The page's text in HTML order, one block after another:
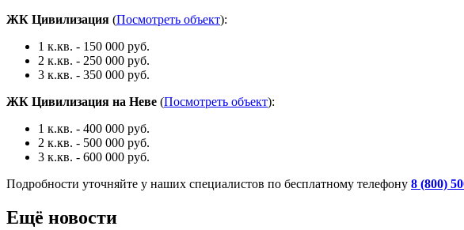
ЖК Цивилизация (Посмотреть объект):
1 к.кв. - 150 000 руб.
2 к.кв. - 250 000 руб.
3 к.кв. - 350 000 руб.
ЖК Цивилизация на Неве (Посмотреть объект):
1 к.кв. - 400 000 руб.
2 к.кв. - 500 000 руб.
3 к.кв. - 600 000 руб.
Подробности уточняйте у наших специалистов по бесплатному телефону 8 (800)
Ещё новости